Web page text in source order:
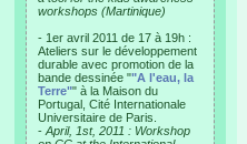
workshops (Martinique)
- 1er avril 2011 de 17 à 19h :
Ateliers sur le développement
durable avec promotion de la
bande dessinée ""A l'eau, la
Terre"" à la Maison du
Portugal, Cité Internationale
Universitaire de Paris.
- April, 1st, 2011 : Workshop